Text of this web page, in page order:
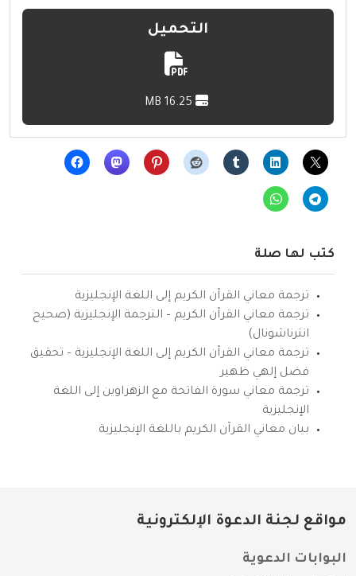
التحميل
كتب لها صلة
ترجمة معاني القرآن الكريم إلى اللغة الإنجليزية
ترجمة معاني القرآن الكريم – الترجمة الإنجليزية (صحيح
انترناشونال)
ترجمة معاني القرآن الكريم إلى اللغة الإنجليزية – تحقيق
فضل إلهي ظهير
ترجمة معاني سورة الفاتحة مع الزهراوين إلى اللغة
الإنجليزية
بيان معاني القرآن الكريم باللغة الإنجليزية
مواقع لجنة الدعوة الإلكترونية
البوابات الدعوية